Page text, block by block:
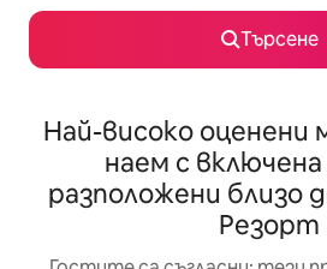
Търсене
Най-високо
наем с включена
разположени близо
Резорт